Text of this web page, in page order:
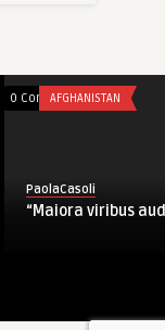
0 CommentsAFGHANISTAN
PaolaCasoli
“Maiora viribus